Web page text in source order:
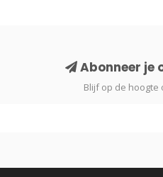
Abonneer je
Blijf op de hoogte